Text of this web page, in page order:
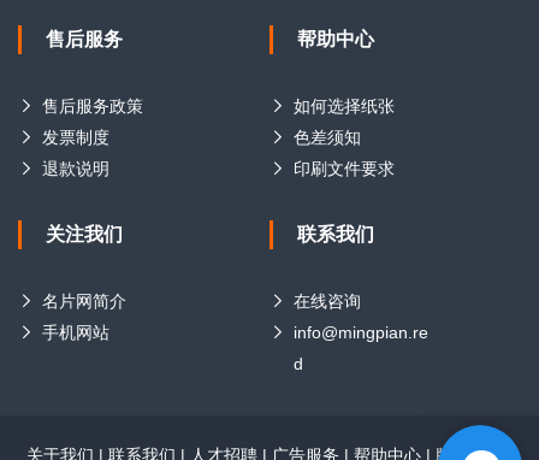
售后服务
售后服务政策
发票制度
退款说明
帮助中心
如何选择纸张
色差须知
印刷文件要求
关注我们
名片网简介
手机网站
联系我们
在线咨询
info@mingpian.re
d
关于我们 | 联系我们 | 人才招聘 | 广告服务 | 帮助中心 | 版权声明